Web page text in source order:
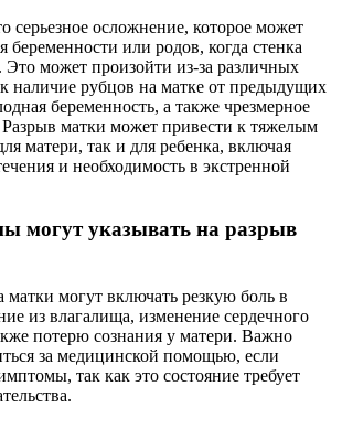
серьезное осложнение, которое может
беременности или родов, когда стенка
Это может произойти из-за различных
наличие рубцов на матке от предыдущих
беременность, а также чрезмерное
матки может привести к тяжелым
матери, так и для ребенка, включая
и необходимость в экстренной
могут указывать на разрыв
могут включать резкую боль в
из влагалища, изменение сердечного
потерю сознания у матери. Важно
за медицинской помощью, если
так как это состояние требует